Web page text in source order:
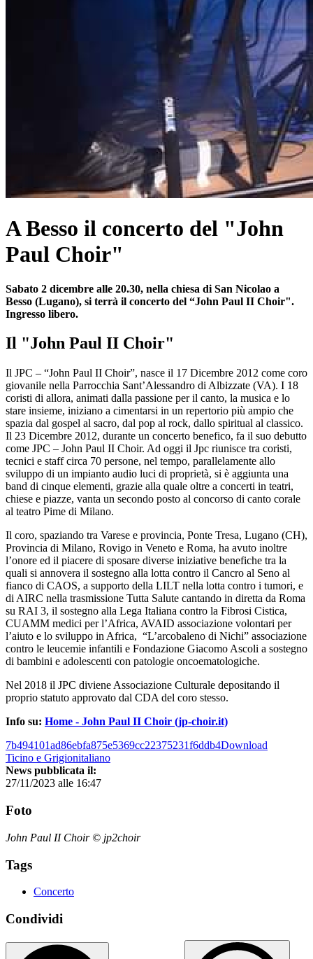
A Besso il concerto del "John
Paul Choir"
Sabato 2 dicembre alle 20.30, nella chiesa di San Nicolao a
Besso (Lugano), si terrà il concerto del “John Paul II Choir".
Ingresso libero.
Il "John Paul II Choir"
Il JPC – “John Paul II Choir”, nasce il 17 Dicembre 2012 come coro
giovanile nella Parrocchia Sant’Alessandro di Albizzate (VA). I 18
coristi di allora, animati dalla passione per il canto, la musica e lo
stare insieme, iniziano a cimentarsi in un repertorio più ampio che
spazia dal gospel al sacro, dal pop al rock, dallo spiritual al classico.
Il 23 Dicembre 2012, durante un concerto benefico, fa il suo debutto
come JPC – John Paul II Choir. Ad oggi il Jpc riunisce tra coristi,
tecnici e staff circa 70 persone, nel tempo, parallelamente allo
sviluppo di un impianto audio luci di proprietà, si è aggiunta una
band di cinque elementi, grazie alla quale oltre a concerti in teatri,
chiese e piazze, vanta un secondo posto al concorso di canto corale
al teatro Pime di Milano.
Il coro, spaziando tra Varese e provincia, Ponte Tresa, Lugano (CH),
Provincia di Milano, Rovigo in Veneto e Roma, ha avuto inoltre
l’onore ed il piacere di sposare diverse iniziative benefiche tra la
quali si annovera il sostegno alla lotta contro il Cancro al Seno al
fianco di CAOS, a supporto della LILT nella lotta contro i tumori, e
di AIRC nella trasmissione Tutta Salute cantando in diretta da Roma
su RAI 3, il sostegno alla Lega Italiana contro la Fibrosi Cistica,
CUAMM medici per l’Africa, AVAID associazione volontari per
l’aiuto e lo sviluppo in Africa, “L’arcobaleno di Nichi” associazione
contro le leucemie infantili e Fondazione Giacomo Ascoli a sostegno
di bambini e adolescenti con patologie oncoematologiche.
Nel 2018 il JPC diviene Associazione Culturale depositando il
proprio statuto approvato dal CDA del coro stesso.
Info su: Home - John Paul II Choir (jp-choir.it)
7b494101ad86ebfa875e5369cc22375231f6ddb4Download
Ticino e Grigionitaliano
News pubblicata il:
27/11/2023 alle 16:47
Foto
John Paul II Choir © jp2choir
Tags
Concerto
Condividi